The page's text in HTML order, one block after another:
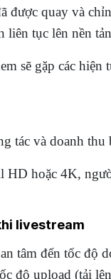
quay và
liên tục lên nền
sẽ gặp các hiện
tác và doanh thu
hoặc 4K,
livestream
tâm đến tốc độ
độ upload (tải